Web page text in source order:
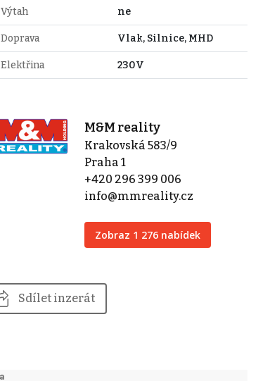
Výtah ne
Doprava Vlak, Silnice, MHD
Elektřina 230V
M&M reality
Krakovská 583/9
Praha 1
+420 296 399 006
info@mmreality.cz
Zobraz 1 276 nabídek
Sdílet inzerát